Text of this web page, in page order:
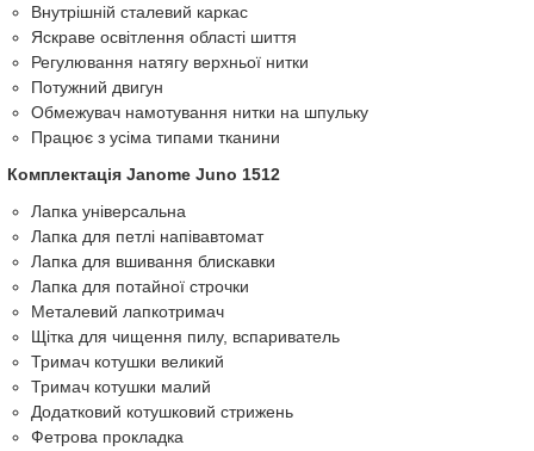
Внутрішній сталевий каркас
Яскраве освітлення області шиття
Регулювання натягу верхньої нитки
Потужний двигун
Обмежувач намотування нитки на шпульку
Працює з усіма типами тканини
Комплектація Janome Juno 1512
Лапка універсальна
Лапка для петлі напівавтомат
Лапка для вшивання блискавки
Лапка для потайної строчки
Металевий лапкотримач
Щітка для чищення пилу, вспариватель
Тримач котушки великий
Тримач котушки малий
Додатковий котушковий стрижень
Фетрова прокладка